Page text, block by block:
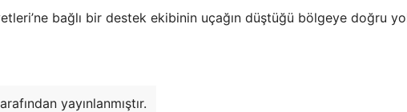
bağlı bir destek ekibinin uçağın düştüğü bölgeye doğru yola
yayınlanmıştır.